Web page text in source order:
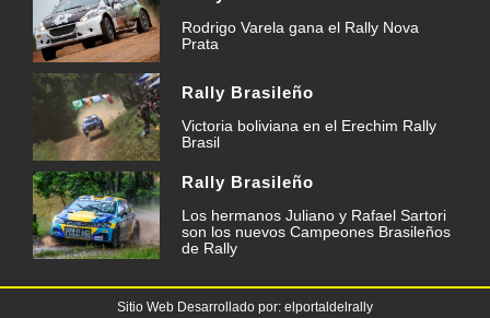
Rodrigo Varela gana el Rally Nova
Prata
Rally Brasileño
Victoria boliviana en el Erechim Rally
Brasil
Rally Brasileño
Los hermanos Juliano y Rafael Sartori
son los nuevos Campeones Brasileños
de Rally
Sitio Web Desarrollado por: elportaldelrally